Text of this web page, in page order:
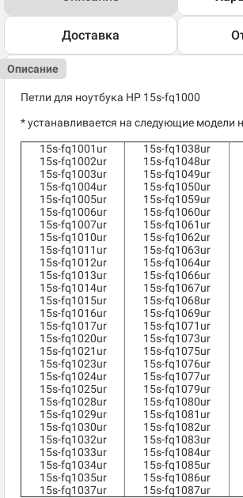
Доставка
Описание
Петли для ноутбука HP 15s-fq1000
* устанавливается на следующие модели
15s-fq1001ur
15s-fq1002ur
15s-fq1003ur
15s-fq1004ur
15s-fq1005ur
15s-fq1006ur
15s-fq1007ur
15s-fq1010ur
15s-fq1011ur
15s-fq1012ur
15s-fq1013ur
15s-fq1014ur
15s-fq1015ur
15s-fq1016ur
15s-fq1017ur
15s-fq1020ur
15s-fq1021ur
15s-fq1023ur
15s-fq1024ur
15s-fq1025ur
15s-fq1028ur
15s-fq1029ur
15s-fq1030ur
15s-fq1032ur
15s-fq1033ur
15s-fq1034ur
15s-fq1035ur
15s-fq1037ur
15s-fq1038ur
15s-fq1048ur
15s-fq1049ur
15s-fq1050ur
15s-fq1059ur
15s-fq1060ur
15s-fq1061ur
15s-fq1062ur
15s-fq1063ur
15s-fq1064ur
15s-fq1066ur
15s-fq1067ur
15s-fq1068ur
15s-fq1069ur
15s-fq1071ur
15s-fq1073ur
15s-fq1075ur
15s-fq1076ur
15s-fq1077ur
15s-fq1079ur
15s-fq1080ur
15s-fq1081ur
15s-fq1082ur
15s-fq1083ur
15s-fq1084ur
15s-fq1085ur
15s-fq1086ur
15s-fq1087ur